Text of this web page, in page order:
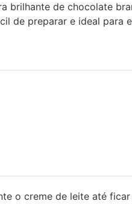
brilhante de chocolate
de preparar e ideal para
o creme de leite até